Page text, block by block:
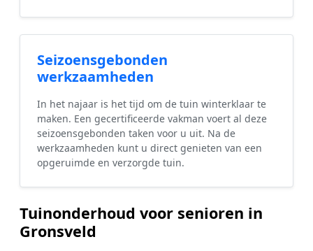
Seizoensgebonden
werkzaamheden
In het najaar is het tijd om de tuin winterklaar te
maken. Een gecertificeerde vakman voert al deze
seizoensgebonden taken voor u uit. Na de
werkzaamheden kunt u direct genieten van een
opgeruimde en verzorgde tuin.
Tuinonderhoud voor senioren in
Gronsveld